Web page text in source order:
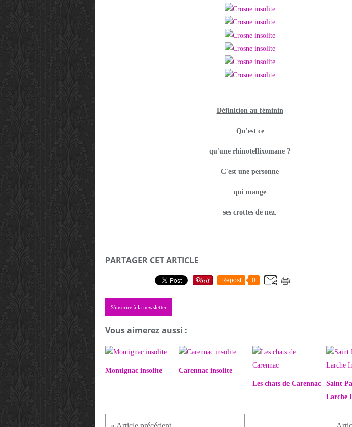
Définition au féminin
Qu'est ce
qu'une rhinotellixomane ?
C'est une personne
qui mange
ses crottes de nez.
PARTAGER CET ARTICLE
Repost 0
S'inscrire à la newsletter
Vous aimerez aussi :
Montignac insolite
Carennac insolite
Les chats de Carennac
Saint
Larche